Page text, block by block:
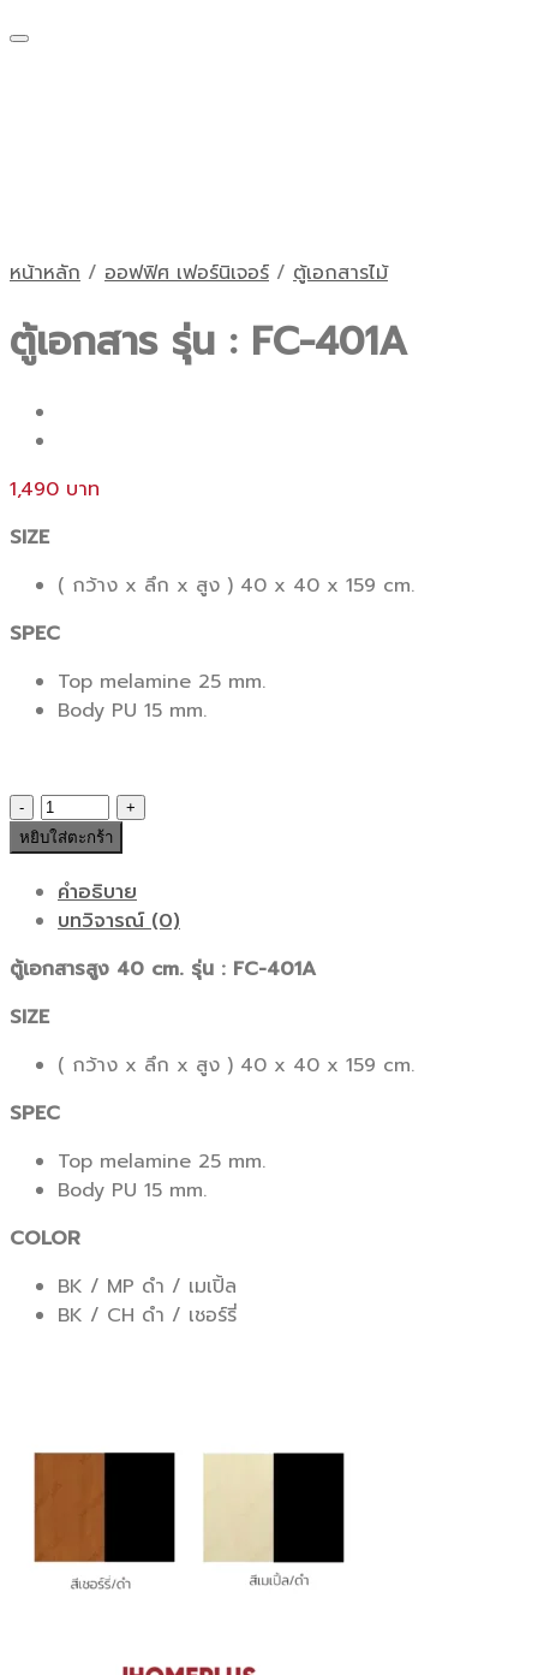
หน้าหลัก / ออฟฟิศ เฟอร์นิเจอร์ / ตู้เอกสารไม้
ตู้เอกสาร รุ่น : FC-401A
1,490
SIZE
( กว้าง x ลึก x สูง ) 40 x 40 x 159 cm.
SPEC
Top melamine 25 mm.
Body PU 15 mm.
จำนวน
ตู้
เอกสาร
รุ่น
:
401A
ชิ้น
หยิบใส่ตะกร้า
คำอธิบาย
บทวิจารณ์ (0)
ตู้เอกสารสูง 40 cm. รุ่น : FC-401A
SIZE
( กว้าง x ลึก x สูง ) 40 x 40 x 159 cm.
SPEC
Top melamine 25 mm.
Body PU 15 mm.
COLOR
BK / MP ดำ / เมเปิ้ล
BK / CH ดำ / เชอร์รี่